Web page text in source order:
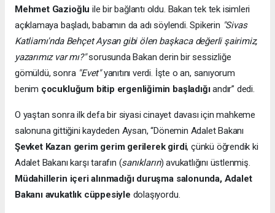
Mehmet Gazioğlu ile bir bağlantı oldu. Bakan tek tek isimleri
açıklamaya başladı, babamın da adı söylendi. Spikerin "Sivas
Katliamı'nda Behçet Aysan gibi ölen başkaca değerli şairimiz,
yazarımız var mı?"sorusunda Bakan derin bir sessizliğe
gömüldü, sonra "Evet"yanıtını verdi. İşte o an, sanıyorum
benim çocukluğum bitip ergenliğimin başladığıandır” dedi.
O yaştan sonra ilk defa bir siyasi cinayet davası için mahkeme
salonuna gittiğini kaydeden Aysan, “Dönemin Adalet Bakanı
Şevket Kazan gerim gerim gerilerek girdi, çünkü öğrendik ki
Adalet Bakanı karşı tarafın (sanıkların) avukatlığını üstlenmiş.
Müdahillerin içeri alınmadığı duruşma salonunda, Adalet
Bakanı avukatlık cüppesiyle dolaşıyordu.